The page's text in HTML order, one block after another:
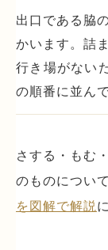
出口である脇
かいます。詰
行き場がない
の順番に並ん
さする・もむ
のものについて
を図解で解説